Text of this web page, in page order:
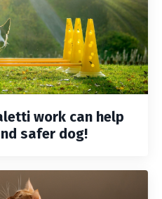
work can help
safer dog!